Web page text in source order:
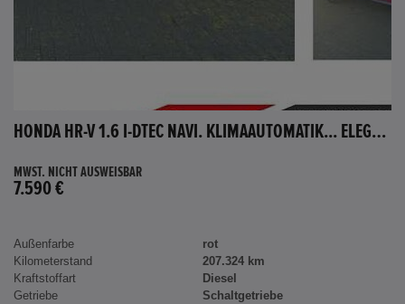
HONDA HR-V 1.6 I-DTEC NAVI. KLIMAAUTOMATIK... ELEGANCE
MWST. NICHT AUSWEISBAR
7.590 €
Außenfarbe
rot
Kilometerstand
207.324 km
Kraftstoffart
Diesel
Getriebe
Schaltgetriebe